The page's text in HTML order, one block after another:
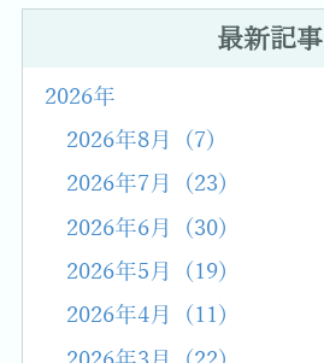
最新記事
2026年
2026年8月 (7)
2026年7月 (23)
2026年6月 (30)
2026年5月 (19)
2026年4月 (11)